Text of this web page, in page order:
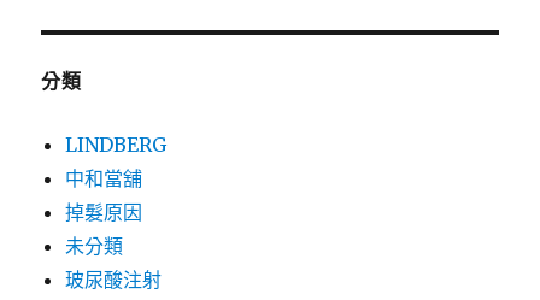
分類
LINDBERG
中和當舖
掉髮原因
未分類
玻尿酸注射